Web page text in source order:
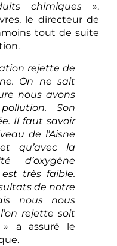
chimiques ».
le directeur de
tout de suite
rejette de
On ne sait
nous avons
Son
Il faut savoir
de l’Aisne
qu’avec la
d’oxygène
très faible.
de notre
nous nous
rejette soit
» a assuré le